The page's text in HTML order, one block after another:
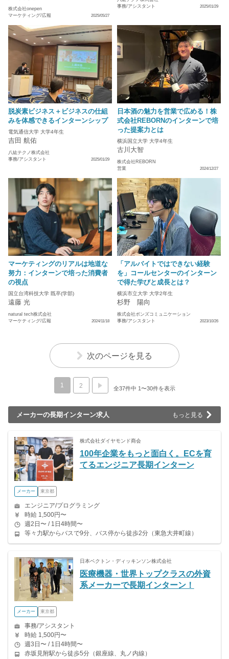
株式会社onepen
マーケティング/広報
2025/05/27
事務/アシスタント
2025/01/29
脱炭素ビジネス＋ビジネスの仕組
みを体感できるインターンシップ
電気通信大学 大学4年生
吉田 航佑
八紘テクノ株式会社
事務/アシスタント
2025/01/29
日本酒の魅力を営業で広める！株
式会社REBORNのインターンで培
った提案力とは
横浜国立大学 大学4年生
古川大智
株式会社REBORN
営業
2024/12/27
マーケティングのリアルは地道な
努力：インターンで培った消費者
の視点
国立台湾科技大学 既卒(学部)
遠藤 光
natural tech株式会社
マーケティング/広報
2024/11/18
「アルバイトではできない経験
を」コールセンターのインターン
で得た学びと成長とは？
横浜市立大学 大学2年生
杉野 陽向
株式会社ボンズコミュニケーション
事務/アシスタント
2023/10/26
次のページを見る
1 2 全37件中 1〜30件を表示
メーカーの長期インターン求人 もっと見る
株式会社ダイヤモンド商会
100年企業をもっと面白く。ECを育
てるエンジニア長期インターン
メーカー 東京都
エンジニア/プログラミング
時給 1,500円〜
週2日〜 / 1日4時間〜
等々力駅からバスで9分、バス停から徒歩2分（東急大井町線）
日本ベクトン・ディッキンソン株式会社
医療機器・世界トップクラスの外資
系メーカーで長期インターン！
メーカー 東京都
事務/アシスタント
時給 1,500円〜
週3日〜 / 1日4時間〜
赤坂見附駅から徒歩5分（銀座線、丸ノ内線）